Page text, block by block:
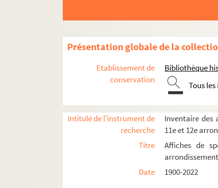
Présentation globale de la
Etablissement de
conservation
Bibliothèque
Tous
Intitulé de l'instrument de
recherche
Inventaire des
11e et 12e
Titre
Affiches de
Date
1900-2022
Théâtre Monceau
Théâtre du Rond-Point
Spectacles
4-AFF-002190-(01). Adieu
4-AFF-002190-(72). American Buffalo
4-AFF-002190-(02). Les amours de
4-AFF-002190-(03). Amphitryon
4-AFF-002190-(04). Asile poétique
4-AFF-002190-(05). Célébration